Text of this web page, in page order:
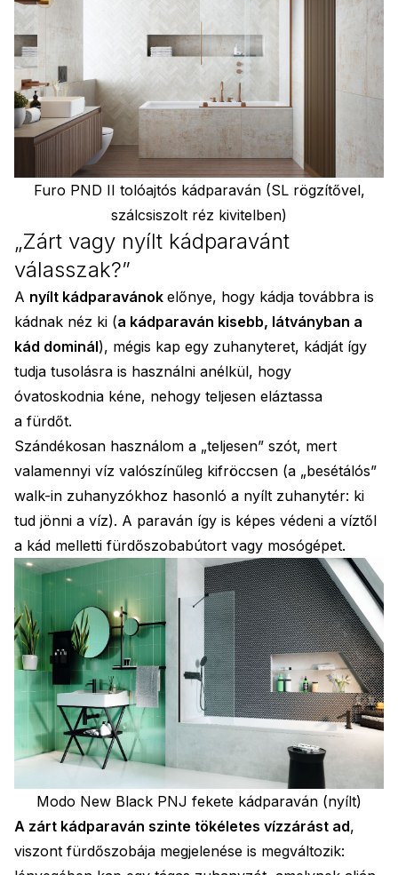
Furo PND II tolóajtós kádparaván (SL rögzítővel,
szálcsiszolt réz kivitelben)
„Zárt vagy nyílt kádparavánt
válasszak?”
A nyílt kádparavánok előnye, hogy kádja továbbra is
kádnak néz ki (a kádparaván kisebb, látványban a
kád dominál), mégis kap egy zuhanyteret, kádját így
tudja tusolásra is használni anélkül, hogy
óvatoskodnia kéne, nehogy teljesen eláztassa
a fürdőt.
Szándékosan használom a „teljesen” szót, mert
valamennyi víz valószínűleg kifröccsen (a „besétálós”
walk-in zuhanyzókhoz hasonló a nyílt zuhanytér: ki
tud jönni a víz). A paraván így is képes védeni a víztől
a kád melletti fürdőszobabútort vagy mosógépet.
Modo New Black PNJ fekete kádparaván (nyílt)
A zárt kádparaván szinte tökéletes vízzárást ad,
viszont fürdőszobája megjelenése is megváltozik: